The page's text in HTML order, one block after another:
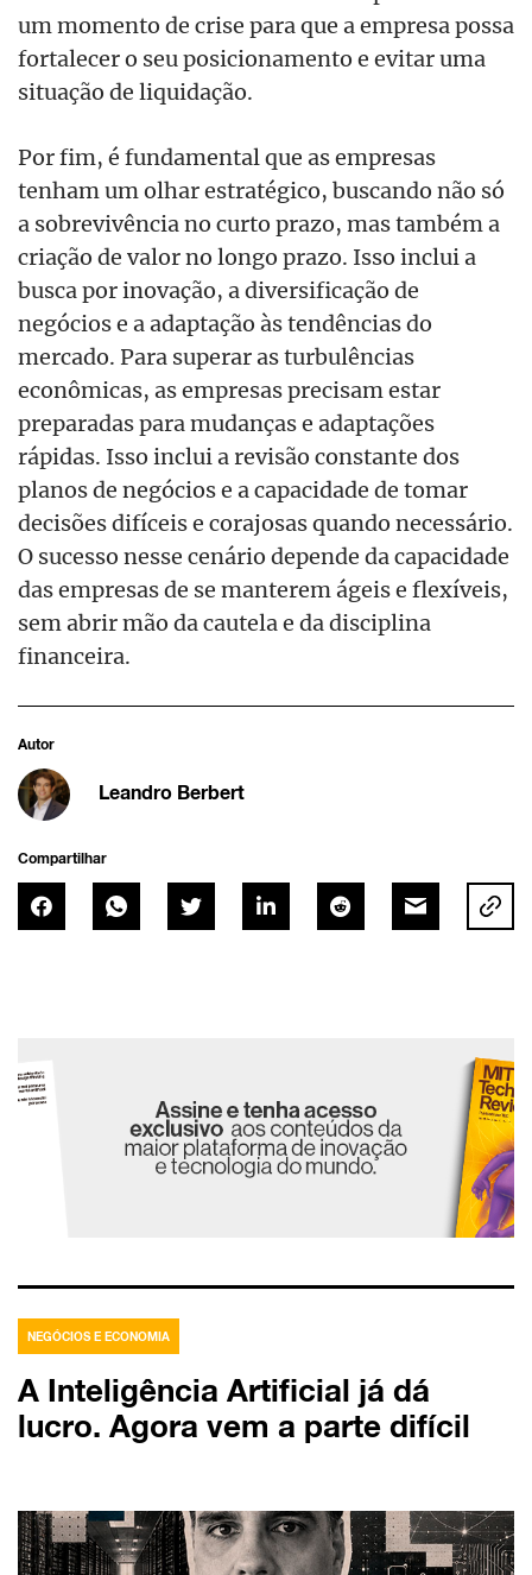
um momento de crise para que a empresa possa
fortalecer o seu posicionamento e evitar uma
situação de liquidação.
Por fim, é fundamental que as empresas
tenham um olhar estratégico, buscando não só
a sobrevivência no curto prazo, mas também a
criação de valor no longo prazo. Isso inclui a
busca por inovação, a diversificação de
negócios e a adaptação às tendências do
mercado. Para superar as turbulências
econômicas, as empresas precisam estar
preparadas para mudanças e adaptações
rápidas. Isso inclui a revisão constante dos
planos de negócios e a capacidade de tomar
decisões difíceis e corajosas quando necessário.
O sucesso nesse cenário depende da capacidade
das empresas de se manterem ágeis e flexíveis,
sem abrir mão da cautela e da disciplina
financeira.
Autor
Leandro Berbert
Compartilhar
NEGÓCIOS E ECONOMIA
A Inteligência Artificial já dá
lucro. Agora vem a parte difícil